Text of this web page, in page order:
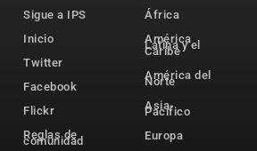
Sigue a IPS
Inicio
Twitter
Facebook
Flickr
Reglas de
comunidad
África
América
Latina y el
Caribe
América del
Norte
Asia-
Pacífico
Europa